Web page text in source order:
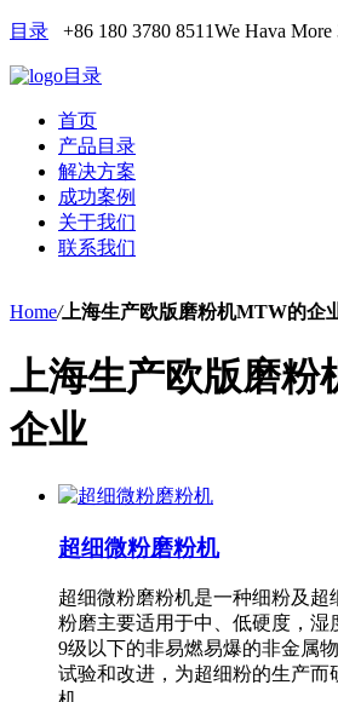
目录 +86 180 3780 8511We Hava More
目录
首页
产品目录
解决方案
成功案例
关于我们
联系我们
Home/上海生产欧版磨粉机MTW的企
上海生产欧版磨粉
企业
超细微粉磨粉机
超细微粉磨粉机是一种细粉及超
粉磨主要适用于中、低硬度，湿
9级以下的非易燃易爆的非金属
试验和改进，为超细粉的生产而